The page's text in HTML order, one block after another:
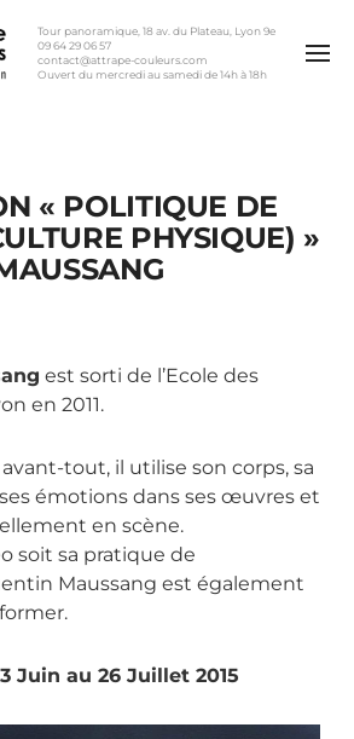
Tour panoramique, 18 av. du Plateau, Lyon 9e
09 64 29 06 57
contact@attrape-couleurs.com
Ouvert du mercredi au samedi de 14h à 18h
« POLITIQUE DE
PHYSIQUE) »
est sorti de l’Ecole des
en 2011.
tout, il utilise son corps, sa
émotions dans ses œuvres et
en scène.
soit sa pratique de
Maussang est également
Juin au 26 Juillet 2015